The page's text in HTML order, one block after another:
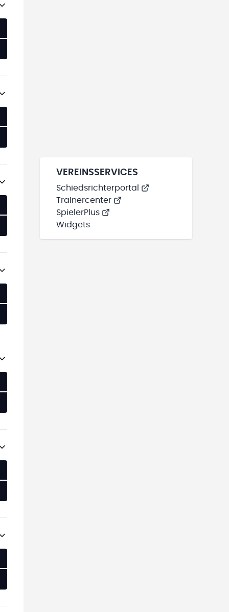
VEREINSSERVICES
Schiedsrichterportal
Trainercenter
SpielerPlus
Widgets